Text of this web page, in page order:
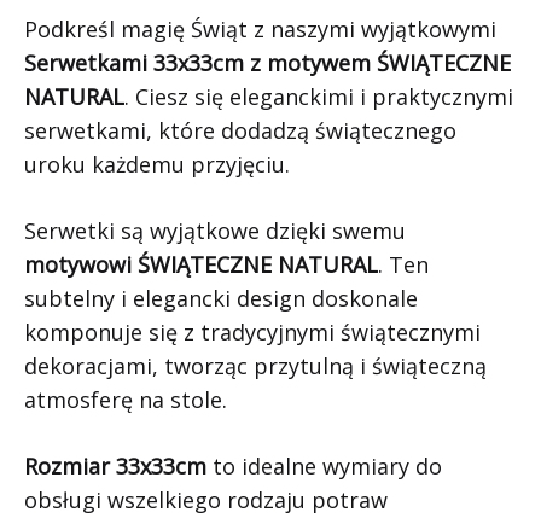
Podkreśl magię Świąt z naszymi wyjątkowymi
Serwetkami 33x33cm z motywem ŚWIĄTECZNE
NATURAL. Ciesz się eleganckimi i praktycznymi
serwetkami, które dodadzą świątecznego
uroku każdemu przyjęciu.
Serwetki są wyjątkowe dzięki swemu
motywowi ŚWIĄTECZNE NATURAL. Ten
subtelny i elegancki design doskonale
komponuje się z tradycyjnymi świątecznymi
dekoracjami, tworząc przytulną i świąteczną
atmosferę na stole.
Rozmiar 33x33cm to idealne wymiary do
obsługi wszelkiego rodzaju potraw